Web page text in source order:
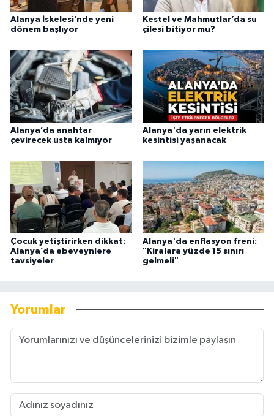
Alanya İskelesi’nde yeni
dönem başlıyor
Kestel ve Mahmutlar’da su
çilesi bitiyor mu?
Alanya’da anahtar
çevirecek usta kalmıyor
Alanya'da yarın elektrik
kesintisi yaşanacak
Çocuk yetiştirirken dikkat:
Alanya’da ebeveynlere
tavsiyeler
Alanya'da enflasyon freni:
"Kiralara yüzde 15 sınırı
gelmeli"
Yorumlar